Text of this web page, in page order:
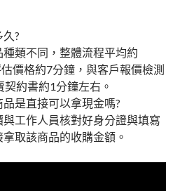
?
類不同，整體流程平均約
價格約7分鐘，與客戶報價檢測
約書約1分鐘左右。
是直接可以拿現金嗎?
工作人員核對好身分證與填寫
取該商品的收購金額。